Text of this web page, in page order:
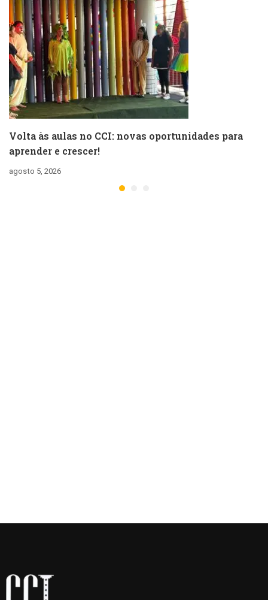
Volta às aulas no CCI: novas oportunidades para
aprender e crescer!
agosto 5, 2026